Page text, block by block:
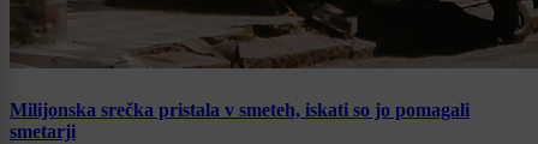
Milijonska srečka pristala v smeteh, iskati so jo pomagali
smetarji